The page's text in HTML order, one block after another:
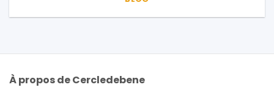
À propos de Cercledebene